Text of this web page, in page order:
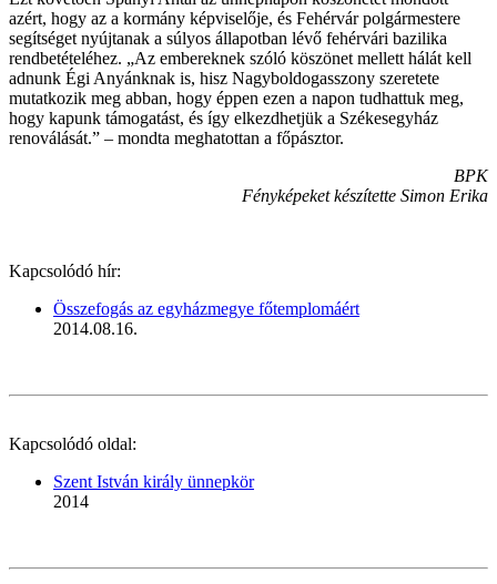
azért, hogy az a kormány képviselője, és Fehérvár polgármestere
segítséget nyújtanak a súlyos állapotban lévő fehérvári bazilika
rendbetételéhez. „Az embereknek szóló köszönet mellett hálát kell
adnunk Égi Anyánknak is, hisz Nagyboldogasszony szeretete
mutatkozik meg abban, hogy éppen ezen a napon tudhattuk meg,
hogy kapunk támogatást, és így elkezdhetjük a Székesegyház
renoválását.” – mondta meghatottan a főpásztor.
BPK
Fényképeket készítette Simon Erika
Kapcsolódó hír:
Összefogás az egyházmegye főtemplomáért
2014.08.16.
Kapcsolódó oldal:
Szent István király ünnepkör
2014